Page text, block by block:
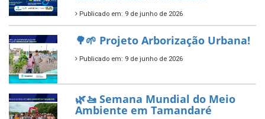
Diamante do Sebrae pelo
segundo ano consecutivo e
reafirma excelência no apoio ao
empreendedorismo.
Publicado em: 10 de junho de 2026
novos investimentos para
fortalecer a saúde pública do